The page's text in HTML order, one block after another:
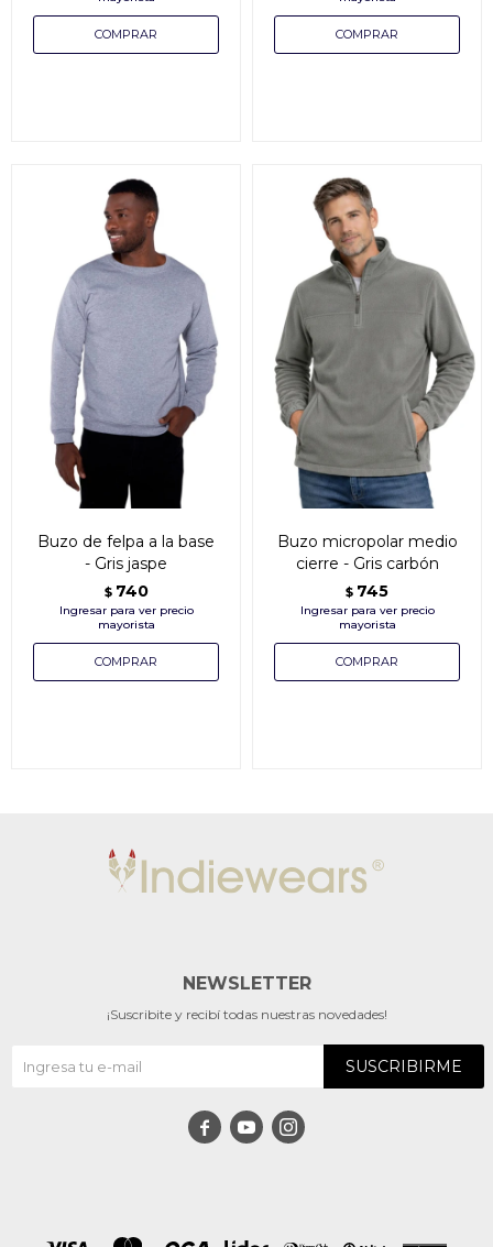
Buzo de felpa a la base
- Gris jaspe
$ 740
Buzo micropolar medio
cierre - Gris carbón
$ 745
NEWSLETTER
¡Suscribite y recibí todas nuestras novedades!
SUSCRIBIRME
  